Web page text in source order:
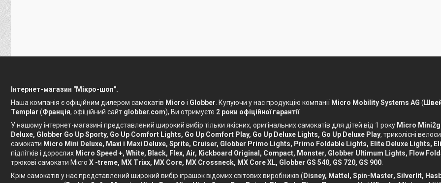
Інтернет-магазин "Мікро-шоп".
Наша компанія є офіційним дилером самокатів Micro і Globber . Купуючи у нас продукцію компанії Micro Mobility Systems AG (
Templar (Франція, офіційний сайт globber.com), Ви отримуєте 2 роки офіційної гарантії.
У нашому інтернет-магазині представлений широкий вибір тільки якісних, оригінальних самокатів для дітей від 1 року Micro
Deluxe, Globber Go Up Sporty, Go Up Comfort Lights, Go Up Comfort Play, Go Up Deluxe Lights, Go Up Deluxe Play, триколісні
самокати Micro Mini Deluxe, Maxi і Maxi Deluxe, Sprite, Cruiser, Globber Primo Lights, Primo Foldable Lights, Elite Deluxe Lights,
підлітків і дорослих Micro Speed ​​+, White, Black, Flex, Air, Kickboard Original, Compact, Monster, Globber Ultimum Lights, Flow
трюкові самокати Micro X -treme, MX Trixx, MX Core, MX Crossneck, MX Core XL, Globber GS 540, GS 720, GS 900
Крім самокатів у нас представлений широкий вибір іграшок відомих світових виробників (Disney, Mattel, Spin-Master, Silverlit,